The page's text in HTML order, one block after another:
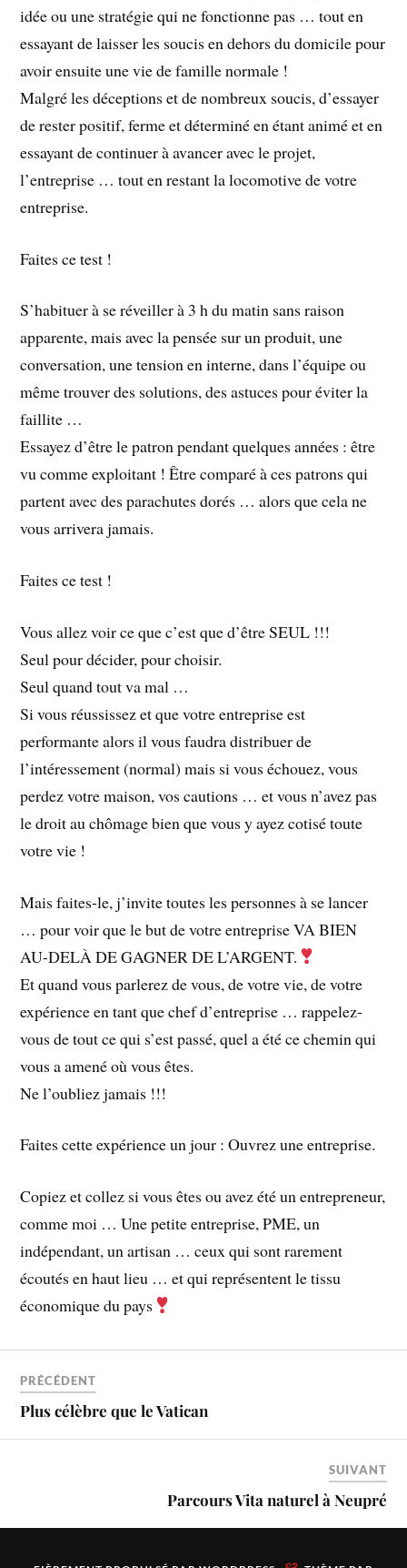
idée ou une stratégie qui ne fonctionne pas … tout en
essayant de laisser les soucis en dehors du domicile pour
avoir ensuite une vie de famille normale !
Malgré les déceptions et de nombreux soucis, d’essayer
de rester positif, ferme et déterminé en étant animé et en
essayant de continuer à avancer avec le projet,
l’entreprise … tout en restant la locomotive de votre
entreprise.
Faites ce test !
S’habituer à se réveiller à 3 h du matin sans raison
apparente, mais avec la pensée sur un produit, une
conversation, une tension en interne, dans l’équipe ou
même trouver des solutions, des astuces pour éviter la
faillite …
Essayez d’être le patron pendant quelques années : être
vu comme exploitant ! Être comparé à ces patrons qui
partent avec des parachutes dorés … alors que cela ne
vous arrivera jamais.
Faites ce test !
Vous allez voir ce que c’est que d’être SEUL !!!
Seul pour décider, pour choisir.
Seul quand tout va mal …
Si vous réussissez et que votre entreprise est
performante alors il vous faudra distribuer de
l’intéressement (normal) mais si vous échouez, vous
perdez votre maison, vos cautions … et vous n’avez pas
le droit au chômage bien que vous y ayez cotisé toute
votre vie !
Mais faites-le, j’invite toutes les personnes à se lancer
… pour voir que le but de votre entreprise VA BIEN
AU-DELÀ DE GAGNER DE L’ARGENT.
Et quand vous parlerez de vous, de votre vie, de votre
expérience en tant que chef d’entreprise … rappelez-
vous de tout ce qui s’est passé, quel a été ce chemin qui
vous a amené où vous êtes.
Ne l’oubliez jamais !!!
Faites cette expérience un jour : Ouvrez une entreprise.
Copiez et collez si vous êtes ou avez été un entrepreneur,
comme moi … Une petite entreprise, PME, un
indépendant, un artisan … ceux qui sont rarement
écoutés en haut lieu … et qui représentent le tissu
économique du pays
PRÉCÉDENT
Plus célèbre que le Vatican
SUIVANT
Parcours Vita naturel à Neupré